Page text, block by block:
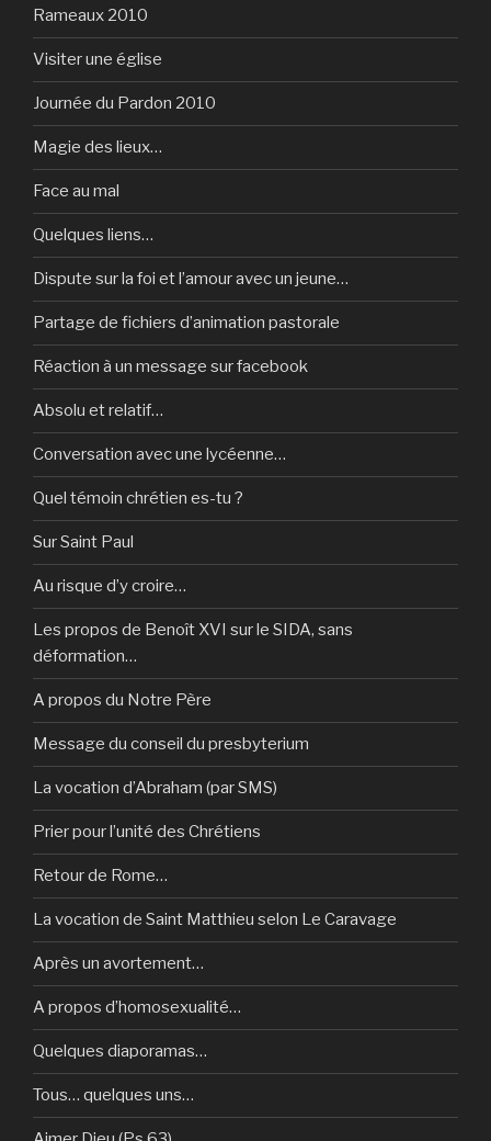
Rameaux 2010
Visiter une église
Journée du Pardon 2010
Magie des lieux…
Face au mal
Quelques liens…
Dispute sur la foi et l’amour avec un jeune…
Partage de fichiers d’animation pastorale
Réaction à un message sur facebook
Absolu et relatif…
Conversation avec une lycéenne…
Quel témoin chrétien es-tu ?
Sur Saint Paul
Au risque d’y croire…
Les propos de Benoît XVI sur le SIDA, sans
déformation…
A propos du Notre Père
Message du conseil du presbyterium
La vocation d’Abraham (par SMS)
Prier pour l’unité des Chrétiens
Retour de Rome…
La vocation de Saint Matthieu selon Le Caravage
Après un avortement…
A propos d’homosexualité…
Quelques diaporamas…
Tous… quelques uns…